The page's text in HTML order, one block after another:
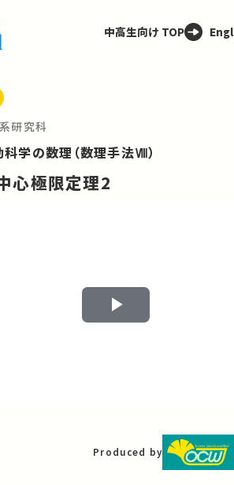
中高生向け TOP
研究科
学の数理（数理手法Ⅷ）
極限定理2
Play
Produced by